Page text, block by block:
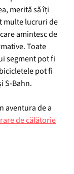
merită să îți
multe lucruri de
amintesc de
Toate
segment pot fi
pot fi
S-Bahn.
aventura de a
de călătorie